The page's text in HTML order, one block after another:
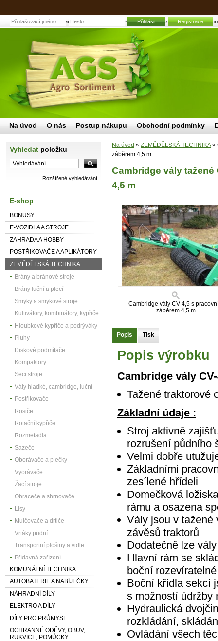
Cambridge vály tažené CV-4,5 s pracovním záběrem 4,5 m |
Přihlásit Registrace
Vyhledat položku
Rozšířené vyhledávání
E-shop
BONUSY
E-VOZIDLA A STROJE
ZAHRADA A HOBBY
POSTŘIKOVAČE A APLIKÁTORY
ZEMĚDĚLSKÁ TECHNIKA
Brány a bránové stroje
Brány luční a plecí
Smyky a smykové stroje
Kultivátory, kombinátory, kypřiče
Hloubkové kypřiče a podrýváky
Pluhy
Diskové podmítače
Kompaktory
Secí stroje
Vály hladké, cambridge, luční
Postřikovače
Rosiče
Rotační kypřiče
Rozmetadla
Sazeče
Oborávače a plečky
Vyorávače
Žací stroje
Obraceče a shrnovače
Lisy
Mulčovače a drtiče
Vrtáky půdní
Transportní plošiny a vidle
Přídavná zařízení
KOMUNÁLNÍ TECHNIKA
AUTOBATERIE A NABÍJEČKY
NÁHRADNÍ DÍLY
ELEKTRO A DÍLY
DÍLY PRO PRŮMYSL
OCHRANNÉ ODĚVY, OBUV,
RUKVICE, POMŮCKY
Na úvod » ZEMĚDĚLSKÁ TECHNIKA »
záběrem 4,5 m
Cambridge vály tažené
4,5 m
Cambridge vály CV-4,5 s
záběrem 4,5 m
Popis Tisk
Popis výrobku
Cambridge vály
Tažené traktorové
Základní údaje :
Stroj aktivně
rozrušení půdního
Velmi dobře
Základními
zesílené hřídeli
Domečková
rámu a osazena
Vály jsou v tažené
závěsů traktorů
Dodatečně lze
Hlavní rám se
boční
Boční křídla sekcí
s možností údržby
Hydraulická
rozkládání,
Ovládání všech
Na úvod O nás Postup nákupu Obchodní podmínky